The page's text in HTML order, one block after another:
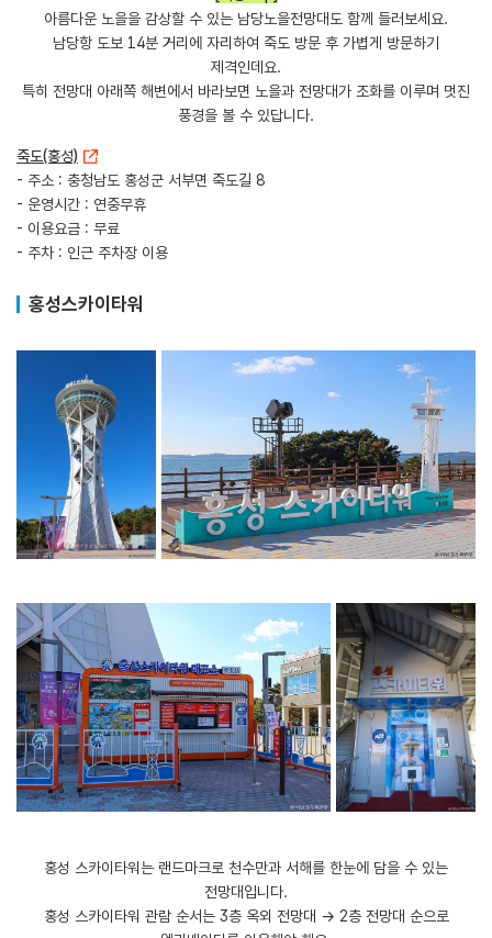
아름다운 노을을 감상할 수 있는 남당노을전망대도 함께 들러보세요.
남당항 도보 14분 거리에 자리하여 죽도 방문 후 가볍게 방문하기
제격인데요.
특히 전망대 아래쪽 해변에서 바라보면 노을과 전망대가 조화를 이루며 멋진
풍경을 볼 수 있답니다.
죽도(홍성)
- 주소 : 충청남도 홍성군 서부면 죽도길 8
- 운영시간 : 연중무휴
- 이용요금 : 무료
- 주차 : 인근 주차장 이용
홍성스카이타워
​홍성 스카이타워는 랜드마크로 천수만과 서해를 한눈에 담을 수 있는
전망대입니다.
홍성 스카이타워 관람 순서는 3층 옥외 전망대 → 2층 전망대 순으로